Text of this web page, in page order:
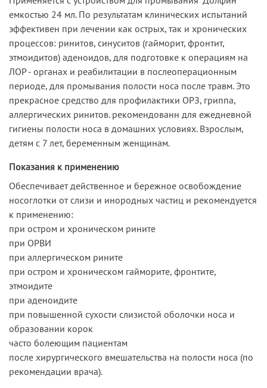
емкостью 24 мл. По результатам клинических испытаний
эффективен при лечении как острых, так и хронических
процессов: ринитов, синуситов (гайморит, фронтит,
этмоидитов) аденоидов, для подготовке к операциям на
ЛОР - органах и реабилитации в послеоперационным
периоде, для промывания полости носа после травм. Это
прекрасное средство для профилактики ОРЗ, гриппа,
аллергических ринитов. рекомендованн для ежедневной
гигиены полости носа в домашних условиях. Взрослым,
детям с 7 лет, беременным женщинам.
Показания к применению
Обеспечивает действенное и бережное освобождение
носоглотки от слизи и инородных частиц и рекомендуется
к применению:
при остром и хроническом рините
при ОРВИ
при аллергическом рините
при остром и хроническом гайморите, фронтите,
этмоидите
при аденоидите
при повышенной сухости слизистой оболочки носа и
образовании корок
часто болеющим пациентам
после хирургического вмешательства на полости носа (по
рекомендации врача).